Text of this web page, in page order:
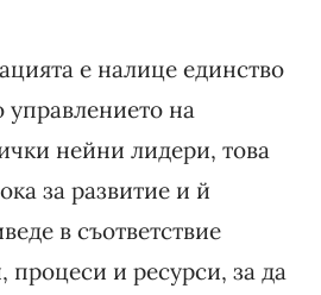
е налице единство
управлението на
нейни лидери, това
за развитие и й
в съответствие
процеси и ресурси, за да